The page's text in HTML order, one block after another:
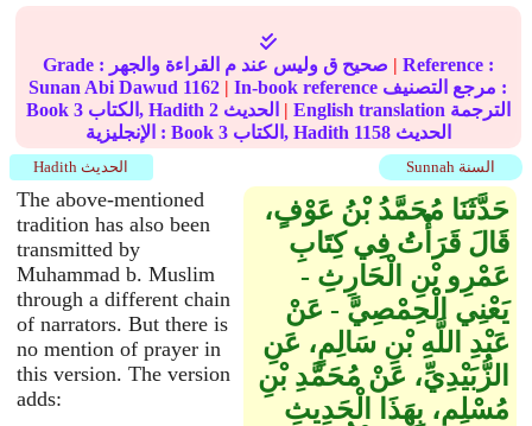
| Reference :
Sunan Abi Dawud 1162 | In-book reference مرجع التصنيف :
Book 3 الكتاب, Hadith 2 | English translation الترجمة
الإنجليزية : Book 3 الكتاب, Hadith 1158 الحديث
Sunnah السنة Hadith الحديث
The above-mentioned
tradition has also been
transmitted by
Muhammad b. Muslim
through a different chain
of narrators. But there is
no mention of prayer in
this version. The version
adds:
حَدَّثَنَا مُحَمَّدُ بْنُ عَوْفٍ،
قَالَ قَرَأْتُ فِي كِتَابِ
عَمْرِو بْنِ الْحَارِثِ -
يَعْنِي الْحِمْصِيَّ - عَنْ
عَبْدِ اللَّهِ بْنِ سَالِمٍ، عَنِ
الزُّبَيْدِيِّ، عَنْ مُحَمَّدِ بْنِ
مُسْلِمٍ، بِهَذَا الْحَدِيثِ